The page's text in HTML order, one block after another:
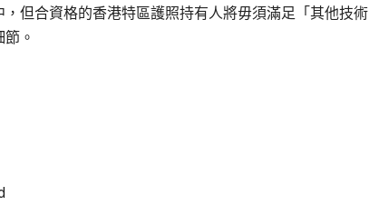
但合資格的香港特區護照持有人將毋須滿足「其他技術
。